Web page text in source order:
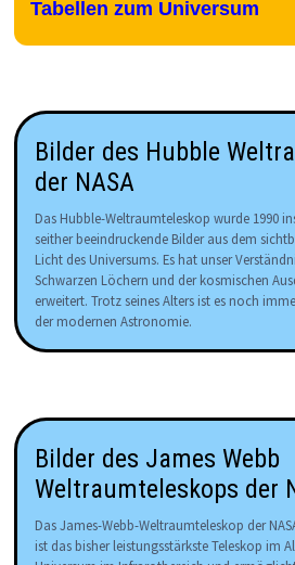
Tabellen zum Universum
Bilder des Hubble
der NASA
Das Hubble-Weltraumteleskop wurde 1990
seither beeindruckende Bilder aus dem
Licht des Universums. Es hat unser
Schwarzen Löchern und der kosmischen
erweitert. Trotz seines Alters ist es noch
der modernen Astronomie.
Bilder des James Webb
Weltraumteleskops der
Das James-Webb-Weltraumteleskop der
ist das bisher leistungsstärkste Teleskop im